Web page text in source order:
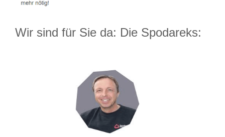
Wir sind für Sie da: Die Spodareks: